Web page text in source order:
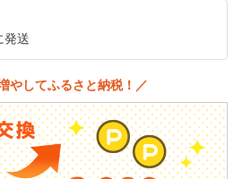
発送
やしてふるさと納税！／